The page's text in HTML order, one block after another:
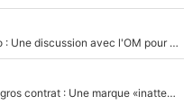
Amine Gouiri est très inquiet du mercato : Une discussion avec l'OM pour acter son transfert !
Kylian Mbappé lâche Nike pour un très gros contrat : Une marque «inattendue» va frapper très fort